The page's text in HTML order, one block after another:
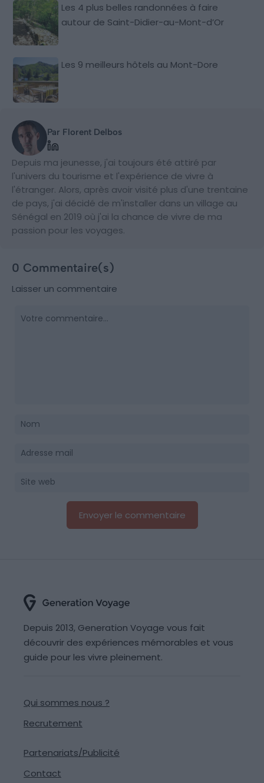
Les 4 plus belles randonnées à faire
autour de Saint-Didier-au-Mont-d’Or
Les 9 meilleurs hôtels au Mont-Dore
Par Florent Delbos
Depuis ma jeunesse, j'ai toujours été attiré par
l'univers du tourisme et l'expérience de vivre à
l'étranger. Alors, après avoir visité plus d'une trentaine
de pays, j'ai décidé de m'installer dans un village au
Sénégal en 2019 où j'ai la chance de vivre de ma
passion pour les voyages.
0 Commentaire(s)
Laisser un commentaire
Depuis 2013, Generation Voyage vous fait
découvrir des expériences mémorables et vous
guide pour les vivre pleinement.
Qui sommes nous ?
Recrutement
Partenariats/Publicité
Contact